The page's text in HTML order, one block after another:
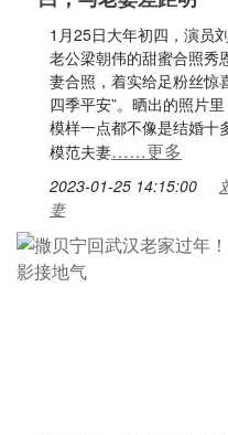
1月25日大年初四，演员
老公梁朝伟的甜蜜合照秀
妻合照，着实给足粉丝惊
四季平安”。晒出的照片
模样一点都不像是结婚十
模范夫妻……更多
2023-01-25 14:15:00
妻